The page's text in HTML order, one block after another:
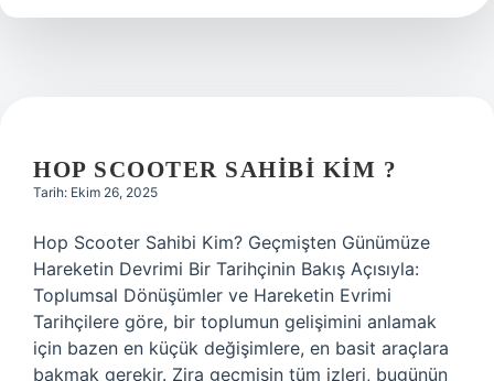
?
HOP SCOOTER SAHIBI KIM ?
Tarih: Ekim 26, 2025
Hop Scooter Sahibi Kim? Geçmişten Günümüze
Hareketin Devrimi Bir Tarihçinin Bakış Açısıyla:
Toplumsal Dönüşümler ve Hareketin Evrimi
Tarihçilere göre, bir toplumun gelişimini anlamak
için bazen en küçük değişimlere, en basit araçlara
bakmak gerekir. Zira geçmişin tüm izleri, bugünün